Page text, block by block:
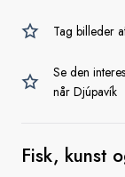
Tag billeder
Se den
når Djúpavík
Fisk, kunst